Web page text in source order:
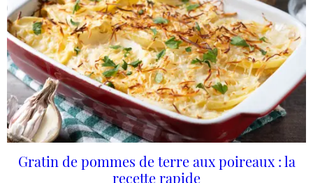
Gratin de pommes de terre aux poireaux : la
recette rapide